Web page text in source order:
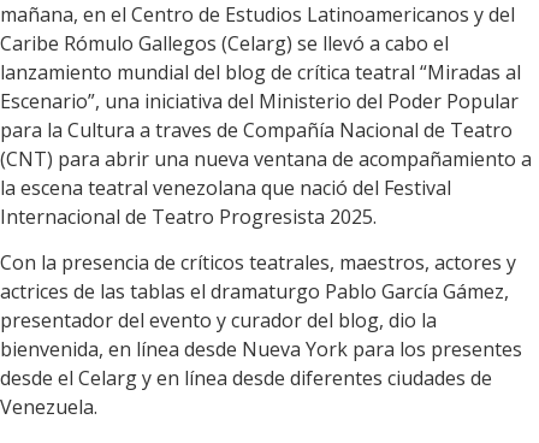
mañana, en el Centro de Estudios Latinoamericanos y del
Caribe Rómulo Gallegos (Celarg) se llevó a cabo el
lanzamiento mundial del blog de crítica teatral “Miradas al
Escenario”, una iniciativa del Ministerio del Poder Popular
para la Cultura a traves de Compañía Nacional de Teatro
(CNT) para abrir una nueva ventana de acompañamiento a
la escena teatral venezolana que nació del Festival
Internacional de Teatro Progresista 2025.
Con la presencia de críticos teatrales, maestros, actores y
actrices de las tablas el dramaturgo Pablo García Gámez,
presentador del evento y curador del blog, dio la
bienvenida, en línea desde Nueva York para los presentes
desde el Celarg y en línea desde diferentes ciudades de
Venezuela.